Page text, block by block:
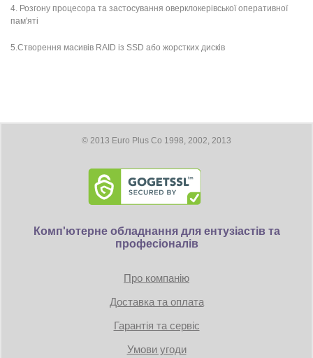
4. Розгону процесора та застосування оверклокерівської оперативної
пам'яті
5.Створення масивів RAID із SSD або жорстких дисків
© 2013 Euro Plus Co 1998, 2002, 2013
Комп'ютерне обладнання для ентузіастів та
професіоналів
Про компанію
Доставка та оплата
Гарантія та сервіс
Умови угоди